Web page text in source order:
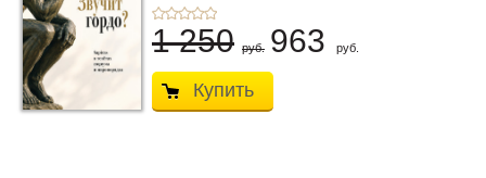
1 250 руб. 963 руб.
Купить